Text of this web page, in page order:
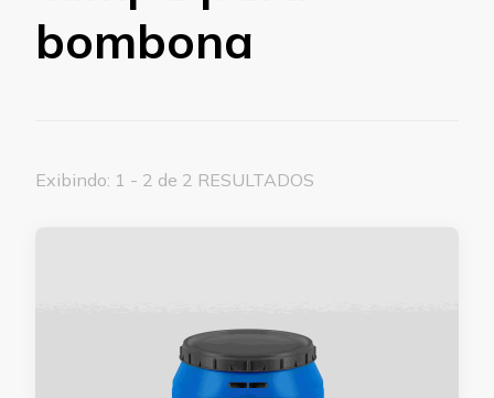
bombona
Exibindo: 1 - 2 de 2 RESULTADOS